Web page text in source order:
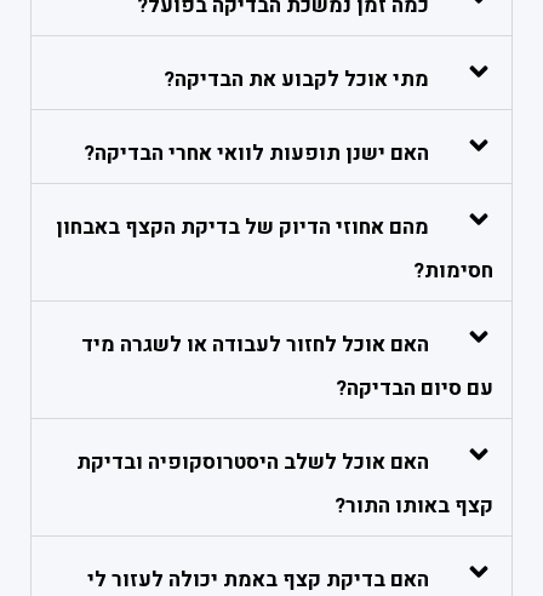
מתי אוכל לקבוע את הבדיקה?
האם ישנן תופעות לוואי אחרי הבדיקה?
מהם אחוזי הדיוק של בדיקת הקצף באבחון
חסימות?
האם אוכל לחזור לעבודה או לשגרה מיד
עם סיום הבדיקה?
האם אוכל לשלב היסטרוסקופיה ובדיקת
קצף באותו התור?
האם בדיקת קצף באמת יכולה לעזור לי